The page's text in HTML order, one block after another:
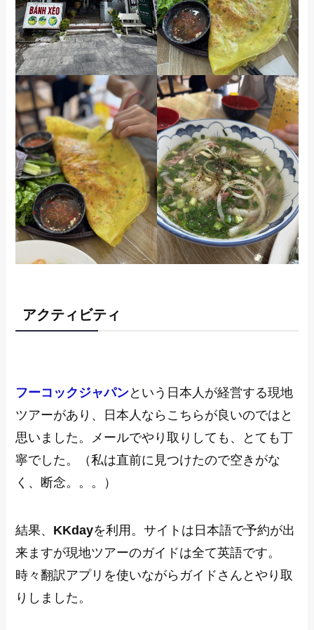
アクティビティ
フーコックジャパンという日本人が経営する現地
ツアーがあり、日本人ならこちらが良いのではと
思いました。メールでやり取りしても、とても丁
寧でした。（私は直前に見つけたので空きがな
く、断念。。。）
結果、 KKdayを利用。サイトは日本語で予約が出
来ますが現地ツアーのガイドは全て英語です。
時々翻訳アプリを使いながらガイドさんとやり取
りしました。